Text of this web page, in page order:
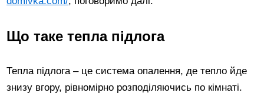
Що таке тепла підлога
Тепла підлога – це система опалення, де тепло йде
знизу вгору, рівномірно розподіляючись по кімнаті.